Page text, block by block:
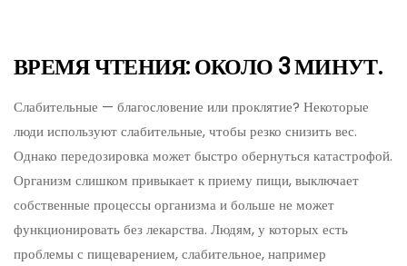
ВРЕМЯ ЧТЕНИЯ: ОКОЛО 3 МИНУТ.
Слабительные — благословение или проклятие? Некоторые
люди используют слабительные, чтобы резко снизить вес.
Однако передозировка может быстро обернуться катастрофой.
Организм слишком привыкает к приему пищи, выключает
собственные процессы организма и больше не может
функционировать без лекарства. Людям, у которых есть
проблемы с пищеварением, слабительное, например